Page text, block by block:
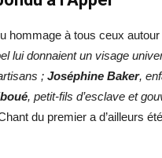
hommage à tous ceux autour
lui donnaient un visage
; Joséphine Baker,
, petit-fils d’esclave et
du premier a d’ailleurs